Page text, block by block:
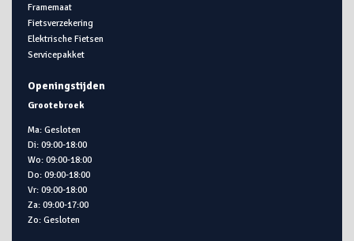
Framemaat
Fietsverzekering
Elektrische Fietsen
Servicepakket
Openingstijden
Grootebroek
Ma: Gesloten
Di: 09:00-18:00
Wo: 09:00-18:00
Do: 09:00-18:00
Vr: 09:00-18:00
Za: 09:00-17:00
Zo: Gesloten